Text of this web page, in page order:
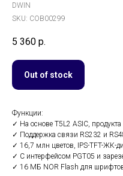
DWIN
SKU: COB00299
5 360 р.
Out of stock
Функции:
✓ На основе T5L2 ASIC,
✓ Поддержка связи RS232 и
✓ 16,7 млн ​​цветов, IPS-TFT-ЖК-
✓ С интерфейсом PGT05 и
✓ 16 МБ NOR Flash для